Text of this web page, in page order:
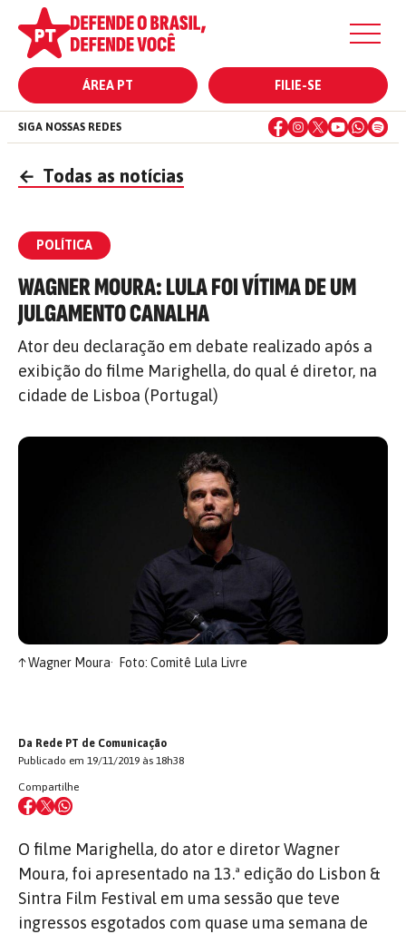
ÁREA PT FILIE-SE
SIGA NOSSAS REDES
← Todas as notícias
POLÍTICA
WAGNER MOURA: LULA FOI VÍTIMA DE UM
JULGAMENTO CANALHA
Ator deu declaração em debate realizado após a
exibição do filme Marighella, do qual é diretor, na
cidade de Lisboa (Portugal)
↑Wagner Moura Foto: Comitê Lula Livre
Da Rede PT de Comunicação
Publicado em 19/11/2019 às 18h38
Compartilhe
O filme Marighella, do ator e diretor Wagner
Moura, foi apresentado na 13.ª edição do Lisbon &
Sintra Film Festival em uma sessão que teve
ingressos esgotados com quase uma semana de